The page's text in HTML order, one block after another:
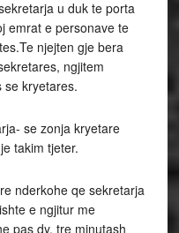
u duk te porta
emrat e personave te
njejten gje bera
ngjitem
se kryetares.
se zonja kryetare
takim tjeter.
nderkohe qe sekretarja
e ngjitur me
pas dy, tre minutash